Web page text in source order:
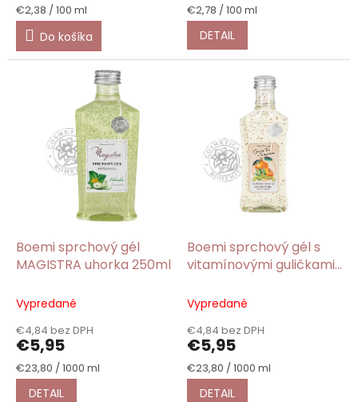
Jednotková
cena:
€2,38 / 100 ml
Do košíka
Jednotková
cena:
€2,78 / 100 ml
DETAIL
Boemi sprchový gél
MAGISTRA uhorka 250ml
Vypredané
€4,84 bez DPH
€5,95
Jednotková
cena:
€23,80 / 1000 ml
DETAIL
Boemi sprchový gél s
vitamínovými guličkami
mandarínka a zelený čaj
Vypredané
€4,84 bez DPH
€5,95
Jednotková
cena:
€23,80 / 1000 ml
DETAIL